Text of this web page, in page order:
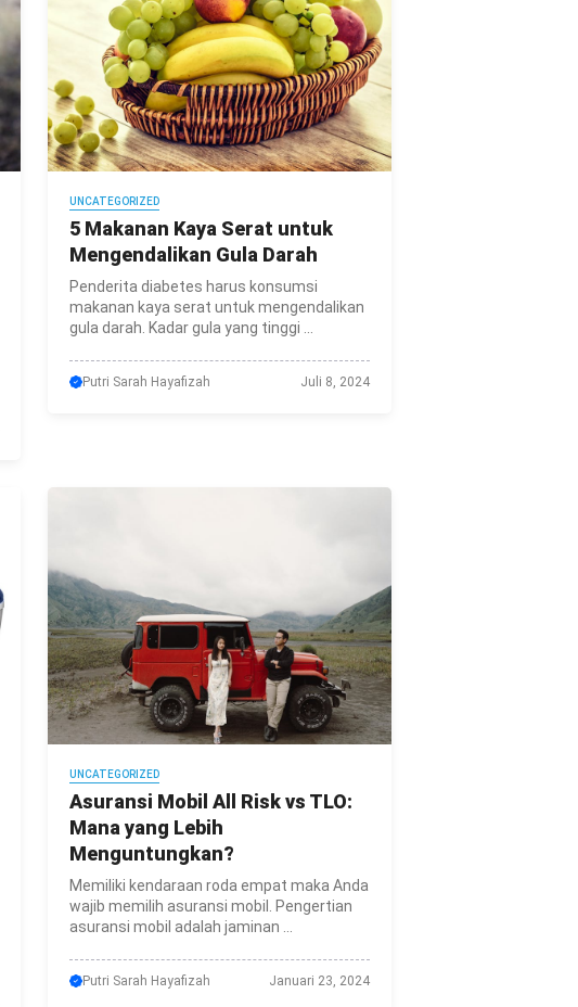
UNCATEGORIZED
5 Makanan Kaya Serat untuk
Mengendalikan Gula Darah
Penderita diabetes harus konsumsi
makanan kaya serat untuk mengendalikan
gula darah. Kadar gula yang tinggi ...
Putri Sarah Hayafizah Juli 8, 2024
UNCATEGORIZED
Asuransi Mobil All Risk vs TLO:
Mana yang Lebih
Menguntungkan?
Memiliki kendaraan roda empat maka Anda
wajib memilih asuransi mobil. Pengertian
asuransi mobil adalah jaminan ...
Putri Sarah Hayafizah Januari 23, 2024